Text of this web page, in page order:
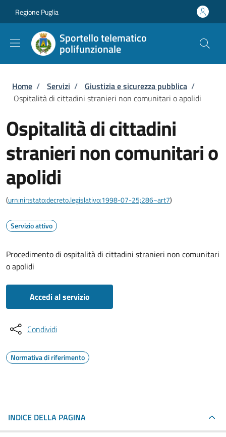
Regione Puglia
Sportello telematico
polifunzionale
Briciole di pane
Home / Servizi / Giustizia e sicurezza pubblica /
Ospitalità di cittadini stranieri non comunitari o apolidi
Ospitalità di cittadini
stranieri non comunitari o
apolidi
(urn:nir:stato:decreto.legislativo:1998-07-25;286~art7)
Servizio attivo
Procedimento di ospitalità di cittadini stranieri non comunitari
o apolidi
Accedi al servizio
Condividi
Normativa di riferimento
INDICE DELLA PAGINA